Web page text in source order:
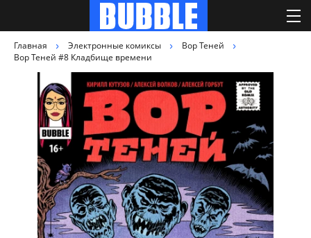
Главная Электронные комиксы
Вор Теней
Вор Теней #8 Кладбище времени